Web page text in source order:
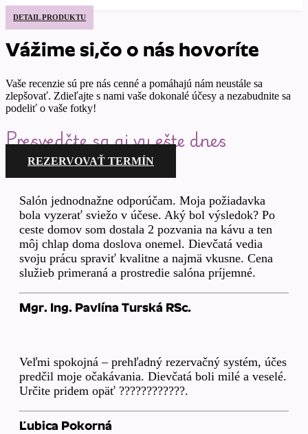
DETAIL PRODUKTU
Vážime si,čo o nás hovoríte
Vaše recenzie sú pre nás cenné a pomáhajú nám neustále sa
zlepšovať. Zdieľajte s nami vaše dokonalé účesy a nezabudnite sa
podeliť o vaše fotky!
Presvedčte sa aj vy ešte dnes
REZERVOVAŤ TERMÍN
Salón jednodnažne odporúčam. Moja požiadavka
bola vyzerať sviežo v účese. Aký bol výsledok? Po
ceste domov som dostala 2 pozvania na kávu a ten
môj chlap doma doslova onemel. Dievčatá vedia
svoju prácu spraviť kvalitne a najmä vkusne. Cena
služieb primeraná a prostredie salóna príjemné.
Mgr. Ing. Pavlína Turská RSc.
Veľmi spokojná – prehľadný rezervačný systém, účes
predčil moje očakávania. Dievčatá boli milé a veselé.
Určite pridem opäť ????????????.
Ľubica Pokorná